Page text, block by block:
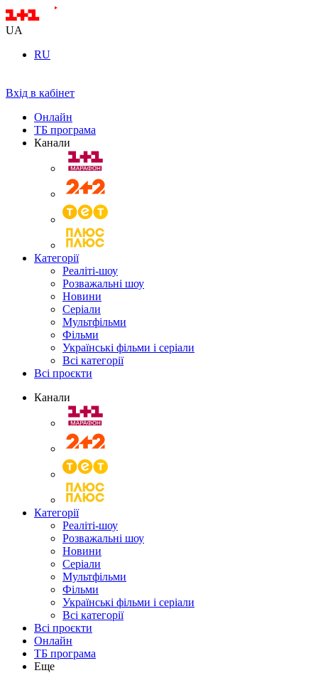
UA
RU
Вхід в кабінет
Онлайн
ТБ програма
Канали
Категорії
Реаліті-шоу
Розважальні шоу
Новини
Серіали
Мультфільми
Фільми
Українські фільми і серіали
Всі категорії
Всі проєкти
Канали
Категорії
Реаліті-шоу
Розважальні шоу
Новини
Серіали
Мультфільми
Фільми
Українські фільми і серіали
Всі категорії
Всі проєкти
Онлайн
ТБ програма
Еще